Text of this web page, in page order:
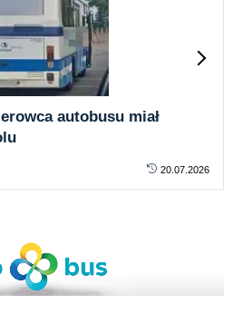
autobusu miał
20.07.2026